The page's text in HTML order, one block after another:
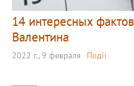
14 интересных
Валентина
2022 г., 9 февраля Події